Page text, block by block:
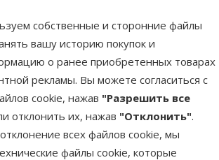
собственные и сторонние файлы
вашу историю покупок и
о ранее приобретенных товарах
рекламы. Вы можете согласиться с
cookie, нажав "Разрешить все
отклонить их, нажав "Отклонить".
всех файлов cookie, мы
файлы cookie, которые
витамин D3: 200 МЕ, витамин E: 20 мг,
0,2 мг, марганец (3b503): 2 мг.
Параметры
Без проблем со здоровьем
Утиное мясо
⭐⭐⭐⭐ Суперпремиум
400 g